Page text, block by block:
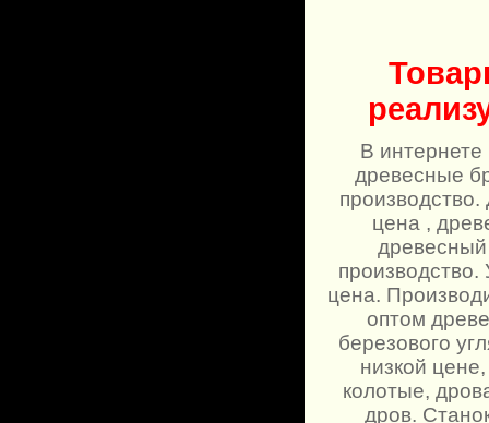
В
древесные
цена ,
древесный
цена.
оптом
березового
низкой
колотые,
дров.